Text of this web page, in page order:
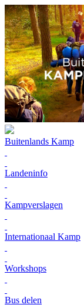
Buitenlands Kamp
Landeninfo
Kampverslagen
Internationaal Kamp
Workshops
Bus delen